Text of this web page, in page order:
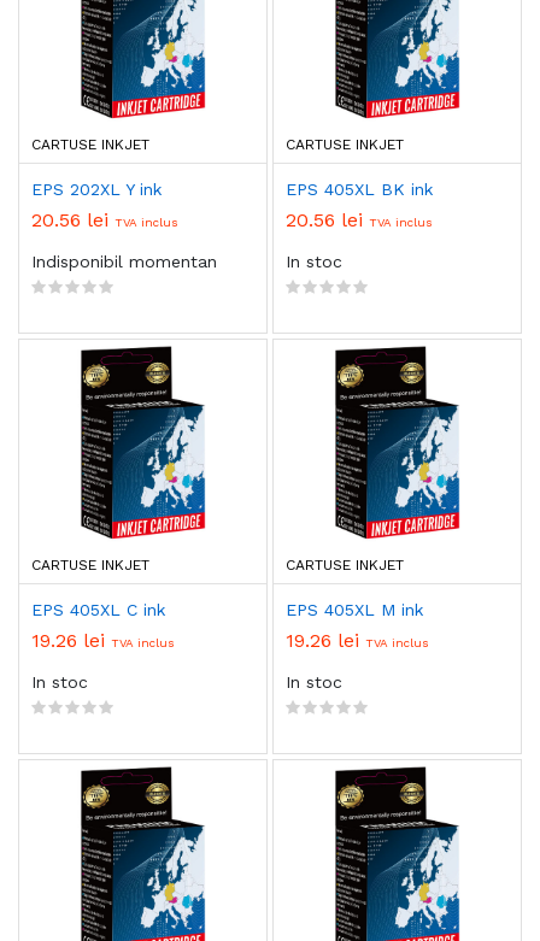
CARTUSE INKJET
EPS 202XL Y ink
20.56 lei TVA inclus
Indisponibil momentan
CARTUSE INKJET
EPS 405XL BK ink
20.56 lei TVA inclus
In stoc
CARTUSE INKJET
EPS 405XL C ink
19.26 lei TVA inclus
In stoc
CARTUSE INKJET
EPS 405XL M ink
19.26 lei TVA inclus
In stoc